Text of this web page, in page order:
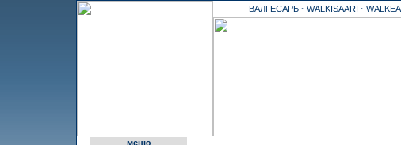
ВАЛГЕСАРЬ · WALKISAARI ·
меню